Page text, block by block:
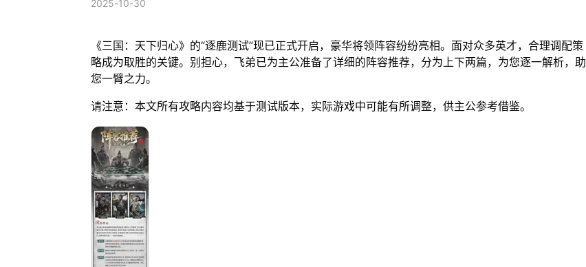
2025-10-30
《三国：天下归心》的“逐鹿测试”现已正式开启，豪华将领阵容纷纷亮相。面对众多英才，合理调配策
略成为取胜的关键。别担心，飞弟已为主公准备了详细的阵容推荐，分为上下两篇，为您逐一解析，助
您一臂之力。
请注意：本文所有攻略内容均基于测试版本，实际游戏中可能有所调整，供主公参考借鉴。